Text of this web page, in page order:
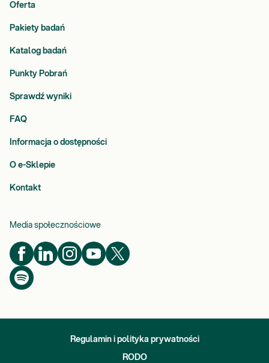
Oferta
Pakiety badań
Katalog badań
Punkty Pobrań
Sprawdź wyniki
FAQ
Informacja o dostępności
O e-Sklepie
Kontakt
Media społecznościowe
Regulamin i polityka prywatności
RODO